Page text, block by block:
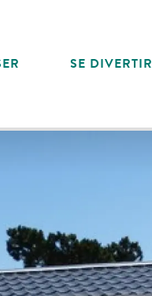
SE DIVERTIR